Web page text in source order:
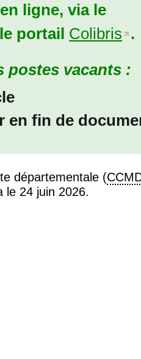
ligne, via le
portail Colibris .
postes vacants :
en fin de
départementale (
le 24 juin 2026.